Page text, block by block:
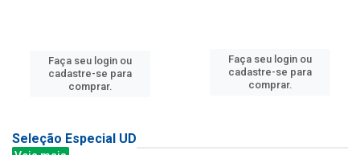
Faça seu login ou
cadastre-se para
comprar.
Faça seu login ou
cadastre-se para
comprar.
Seleção Especial UD